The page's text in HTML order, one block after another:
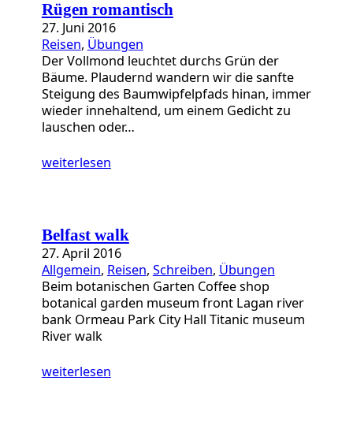
Rügen romantisch
27. Juni 2016
Reisen, Übungen
Der Vollmond leuchtet durchs Grün der
Bäume. Plaudernd wandern wir die sanfte
Steigung des Baumwipfelpfads hinan, immer
wieder innehaltend, um einem Gedicht zu
lauschen oder…
weiterlesen
Belfast walk
27. April 2016
Allgemein, Reisen, Schreiben, Übungen
Beim botanischen Garten Coffee shop
botanical garden museum front Lagan river
bank Ormeau Park City Hall Titanic museum
River walk
weiterlesen